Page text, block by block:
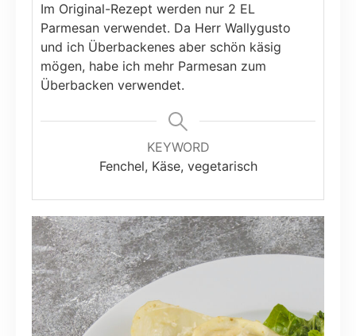
Im Original-Rezept werden nur 2 EL
Parmesan verwendet. Da Herr Wallygusto
und ich Überbackenes aber schön käsig
mögen, habe ich mehr Parmesan zum
Überbacken verwendet.
KEYWORD
Fenchel, Käse, vegetarisch